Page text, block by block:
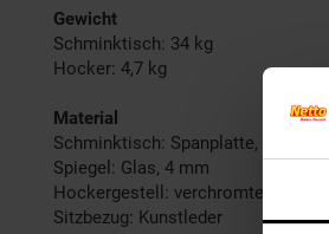
Gewicht
Schminktisch: 34 kg
Hocker: 4,7 kg
Material
Schminktisch: Spanplatte, 16 mm
Spiegel: Glas, 4 mm
Hockergestell: verchromter Stahl
Sitzbezug: Kunstleder